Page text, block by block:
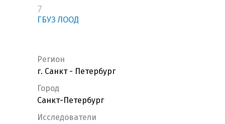
7
ГБУЗ ЛООД
Регион
г. Санкт - Петербург
Город
Санкт-Петербург
Исследователи